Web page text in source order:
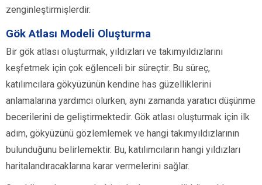
zenginleştirmişlerdir.
Gök Atlası Modeli Oluşturma
Bir gök atlası oluşturmak, yıldızları ve takımyıldızlarını
keşfetmek için çok eğlenceli bir süreçtir. Bu süreç,
katılımcılara gökyüzünün kendine has güzelliklerini
anlamalarına yardımcı olurken, aynı zamanda yaratıcı düşünme
becerilerini de geliştirmektedir. Gök atlası oluşturmak için ilk
adım, gökyüzünü gözlemlemek ve hangi takımyıldızlarının
bulunduğunu belirlemektir. Bu, katılımcıların hangi yıldızları
haritalandıracaklarına karar vermelerini sağlar.